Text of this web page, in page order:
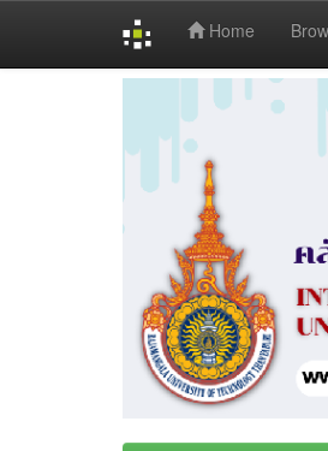
Home